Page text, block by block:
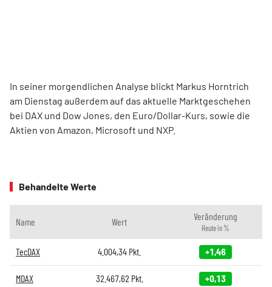
In seiner morgendlichen Analyse blickt Markus Horntrich
am Dienstag außerdem auf das aktuelle Marktgeschehen
bei DAX und Dow Jones, den Euro/Dollar-Kurs, sowie die
Aktien von Amazon, Microsoft und NXP.
Behandelte Werte
Name Wert Veränderung
Heute in %
TecDAX 4.004,34 Pkt. +1,46
MDAX 32.467,62 Pkt. +0,13